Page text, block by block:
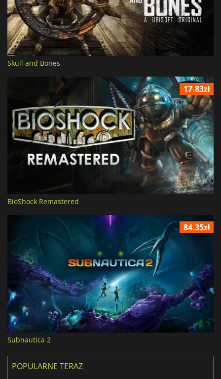
Skull and Bones
17.83zł
BioShock Remastered
84.35zł
Subnautica 2
POPULARNE TERAZ